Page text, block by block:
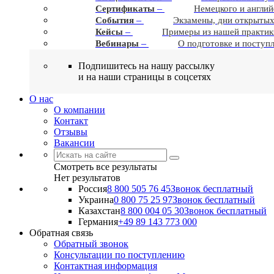
Сертификаты –
Немецкого и
События –
Экзамены, дни
Кейсы –
Примеры из нашей
Вебинары – О подготовке и
Подпишитесь на нашу рассылку
и на наши страницы в соцсетях
О нас
О компании
Контакт
Отзывы
Вакансии
Смотреть все результаты
Нет результатов
Россия8 800 505 76 45Звонок бесплатный
Украина0 800 75 25 97Звонок бесплатный
Казахстан8 800 004 05 30Звонок бесплатный
Германия+49 89 143 773 000
Обратная связь
Обратный звонок
Консультации по поступлению
Контактная информация